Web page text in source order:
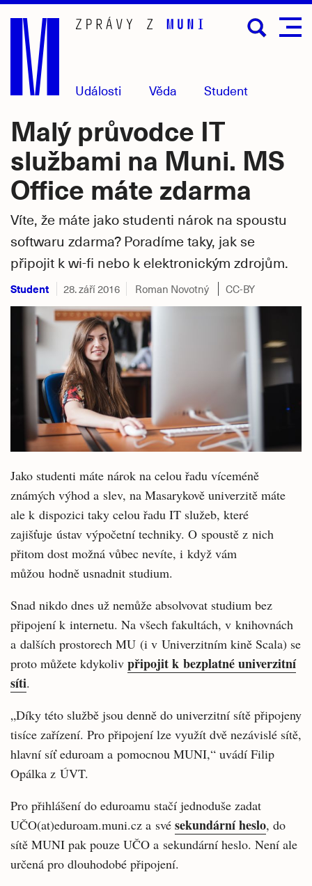
Přejít
hlavní
obsah
Události Věda Student
Malý průvodce IT
službami na Muni. MS
Office máte zdarma
Víte, že máte jako studenti nárok na spoustu
softwaru zdarma? Poradíme taky, jak se
připojit k wi-fi nebo k elektronickým zdrojům.
Student 28. září 2016 Roman Novotný CC-BY
Jako studenti máte nárok na celou řadu víceméně
známých výhod a slev, na Masarykově univerzitě máte
ale k dispozici taky celou řadu IT služeb, které
zajišťuje ústav výpočetní techniky. O spoustě z nich
přitom dost možná vůbec nevíte, i když vám
můžou hodně usnadnit studium.
Snad nikdo dnes už nemůže absolvovat studium bez
připojení k internetu. Na všech fakultách, v knihovnách
a dalších prostorech MU (i v Univerzitním kině Scala) se
proto můžete kdykoliv připojit k bezplatné univerzitní
síti.
„Díky této službě jsou denně do univerzitní sítě připojeny
tisíce zařízení. Pro připojení lze využít dvě nezávislé sítě,
hlavní síť eduroam a pomocnou MUNI,“ uvádí Filip
Opálka z ÚVT.
Pro přihlášení do eduroamu stačí jednoduše zadat
UČO(at)eduroam.muni.cz a své sekundární heslo, do
sítě MUNI pak pouze UČO a sekundární heslo. Není ale
určená pro dlouhodobé připojení.